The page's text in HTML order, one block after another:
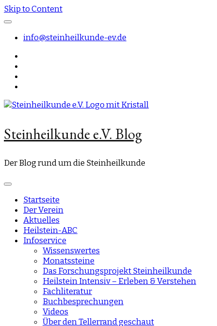
Skip to Content
info@steinheilkunde-ev.de
Steinheilkunde e.V. Blog
Der Blog rund um die Steinheilkunde
Startseite
Der Verein
Aktuelles
Heilstein-ABC
Infoservice
Wissenswertes
Monatssteine
Das Forschungsprojekt Steinheilkunde
Heilstein Intensiv – Erleben & Verstehen
Fachliteratur
Buchbesprechungen
Videos
Über den Tellerrand geschaut